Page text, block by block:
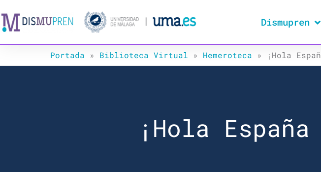
al
contenido
Dismupren
Portada » Biblioteca Virtual » Hemeroteca » ¡Hola
¡Hola